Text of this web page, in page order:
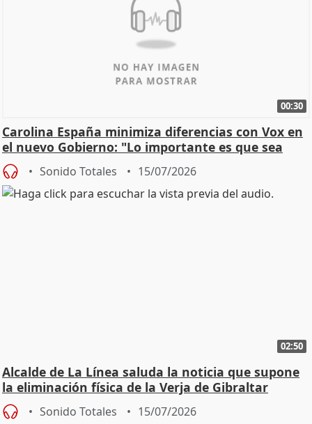
00:30
Carolina España minimiza diferencias con Vox en
el nuevo Gobierno: "Lo importante es que sea
una leg
Sonido Totales 15/07/2026
02:50
Alcalde de La Línea saluda la noticia que supone
la eliminación física de la Verja de Gibraltar
Sonido Totales 15/07/2026